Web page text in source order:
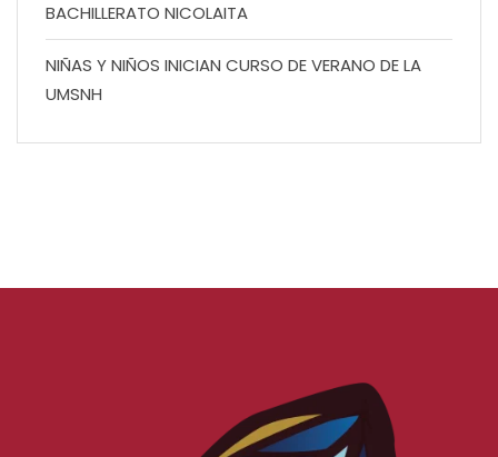
BACHILLERATO NICOLAITA
NIÑAS Y NIÑOS INICIAN CURSO DE VERANO DE LA
UMSNH